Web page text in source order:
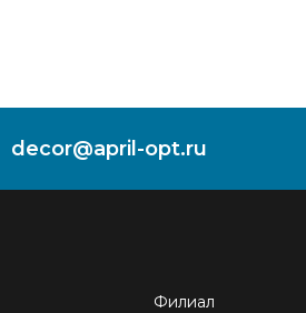
decor@april-opt.ru
Филиал